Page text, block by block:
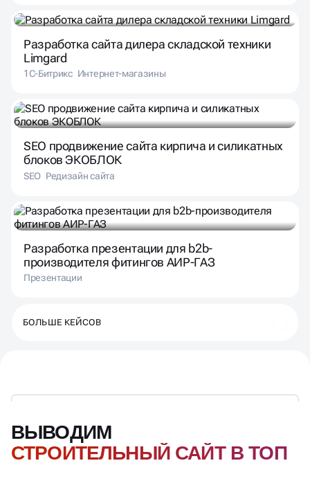
Разработка сайта дилера складской техники
Limgard
1С-Битрикс Интернет-магазины
SEO продвижение сайта кирпича и силикатных
блоков ЭКОБЛОК
SEO Редизайн сайта
Разработка презентации для b2b-
производителя фитингов АИР-ГАЗ
Презентации
БОЛЬШЕ КЕЙСОВ
ВЫВОДИМ
СТРОИТЕЛЬНЫЙ САЙТ В ТОП